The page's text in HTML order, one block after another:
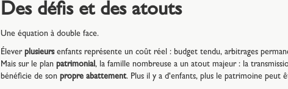
Des défis et des atouts
Une équation à double face.
Élever plusieursenfants représente un coût réel : budget tendu, arbitrages
Mais sur le plan patrimonial, la famille nombreuse a un atout majeur : la
bénéficie de son propre abattement. Plus il y a d'enfants, plus le patrimoine peut